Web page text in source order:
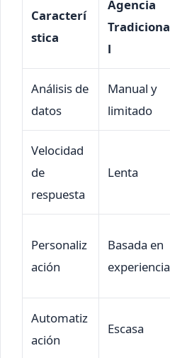
Caracterí
stica
Agencia
Tradiciona
l
Análisis de
datos
Manual y
limitado
Velocidad
de
respuesta
Lenta
Personaliz
ación
Basada en
experiencia
Automatiz
ación
Escasa